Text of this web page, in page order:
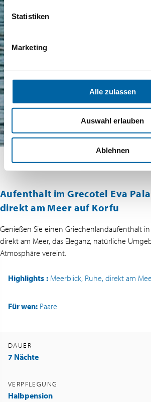
Statistiken
Marketing
Alle zulassen
Auswahl erlauben
Ablehnen
Aufenthalt im Grecotel Eva
direkt am Meer auf Korfu
Genießen Sie einen Griechenlandaufenthalt
direkt am Meer, das Eleganz, natürliche
Atmosphäre vereint.
Highlights : Meerblick, Ruhe, direkt am
Für wen: Paare
DAUER
7 Nächte
VERPFLEGUNG
Halbpension